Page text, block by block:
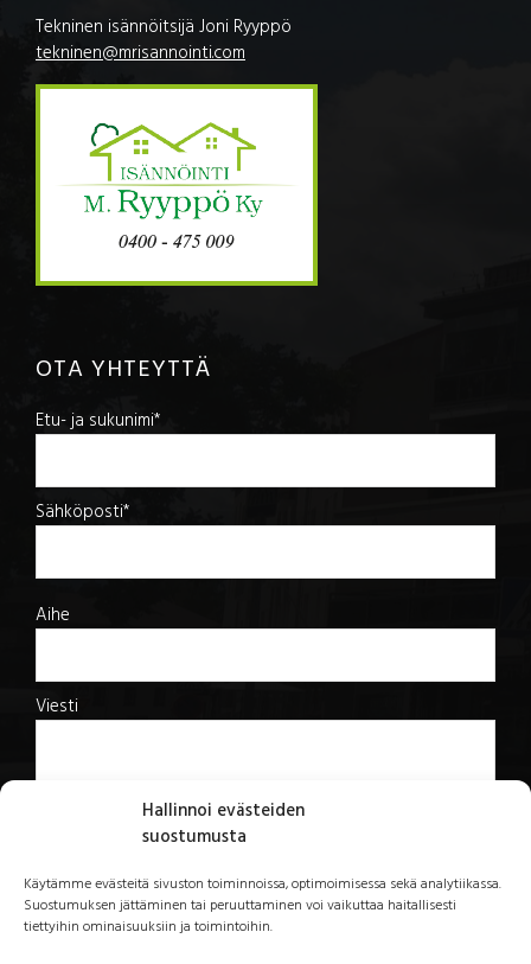
Hallinnoi evästeiden
suostumusta
Käytämme evästeitä sivuston toiminnoissa, optimoimisessa sekä analytiikassa.
Suostumuksen jättäminen tai peruuttaminen voi vaikuttaa haitallisesti
tiettyihin ominaisuuksiin ja toimintoihin.
Tekninen isännöitsijä Joni Ryyppö
tekninen@mrisannointi.com
OTA YHTEYTTÄ
Etu- ja sukunimi*
Sähköposti*
Aihe
Viesti
Paljonko on 10 plus kolme (vastaa numeroilla)?